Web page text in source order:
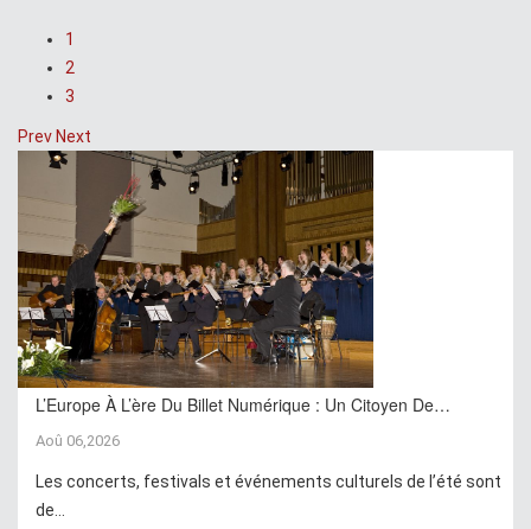
1
2
3
PrevNext
L’Europe À L’ère Du Billet Numérique : Un Citoyen De…
Aoû 06,2026
Les concerts, festivals et événements culturels de l’été sont
de...